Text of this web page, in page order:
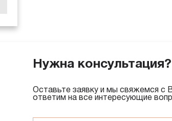
Нужна консультация?
Оставьте заявку и мы свяжемся с
ответим на все интересующие